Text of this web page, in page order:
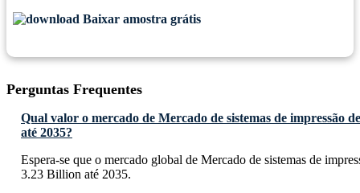
Baixar amostra grátis
Perguntas Frequentes
Qual valor o mercado de Mercado de sistemas de impressão
até 2035?
Espera-se que o mercado global de Mercado de sistemas de
3.23 Billion até 2035.